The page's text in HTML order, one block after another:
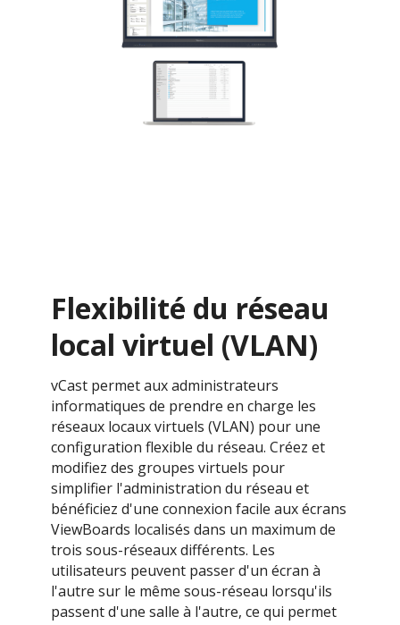
Flexibilité du réseau
local virtuel (VLAN)
vCast permet aux administrateurs
informatiques de prendre en charge les
réseaux locaux virtuels (VLAN) pour une
configuration flexible du réseau. Créez et
modifiez des groupes virtuels pour
simplifier l'administration du réseau et
bénéficiez d'une connexion facile aux écrans
ViewBoards localisés dans un maximum de
trois sous-réseaux différents. Les
utilisateurs peuvent passer d'un écran à
l'autre sur le même sous-réseau lorsqu'ils
passent d'une salle à l'autre, ce qui permet